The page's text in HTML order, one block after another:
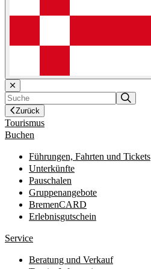
Zurück
Tourismus
Buchen
Führungen, Fahrten und Tickets
Unterkünfte
Pauschalen
Gruppenangebote
BremenCARD
Erlebnisgutschein
Service
Beratung und Verkauf